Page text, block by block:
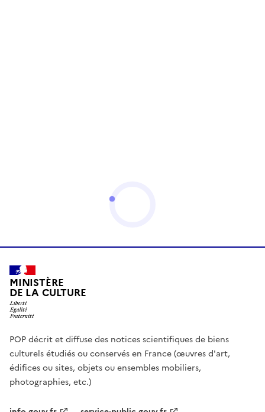
MINISTÈRE
DE LA CULTURE
POP décrit et diffuse des notices scientifiques de biens
culturels étudiés ou conservés en France (œuvres d'art,
édifices ou sites, objets ou ensembles mobiliers,
photographies, etc.)